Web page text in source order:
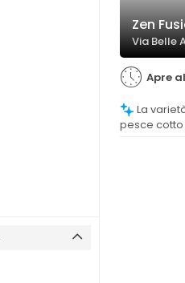
Zen
Via Belle
Apre
pesce